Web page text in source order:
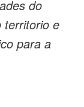
do
territorio e
para a